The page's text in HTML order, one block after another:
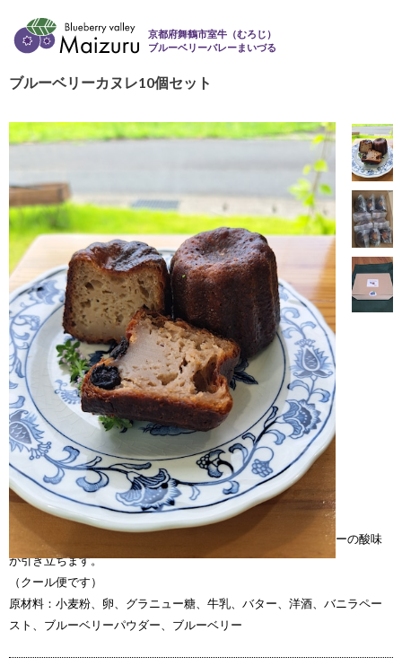
京都府舞鶴市室牛（むろじ）
ブルーベリーバレーまいづる
ブルーベリーカヌレ10個セット
Blueberry valley Maizuruの農園カフェの人気スイーツ
ブルーベリーを使ったカヌレ（冷凍）。甘さの中にブルーベリーの酸味
が引き立ちます。
（クール便です）
原材料：小麦粉、卵、グラニュー糖、牛乳、バター、洋酒、バニラペー
スト、ブルーベリーパウダー、ブルーベリー